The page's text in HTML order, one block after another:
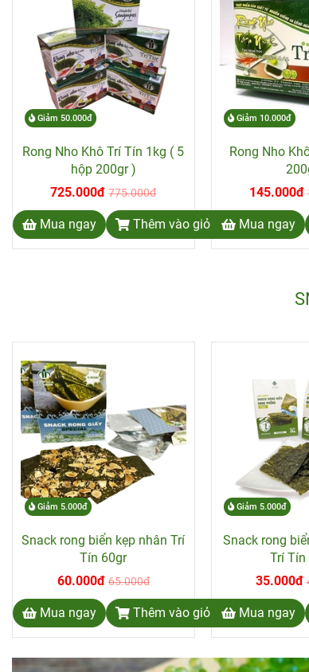
Giảm 50.000đ
Rong Nho Khô Trí Tín 1kg ( 5
hộp 200gr )
725.000đ 775.000đ
Mua ngay Thêm vào giỏ hàng
Giảm 10.000đ
Rong Nho
145.000đ
Mua ngay
Giảm 5.000đ
Snack rong biển kẹp nhân Trí
Tín 60gr
60.000đ 65.000đ
Mua ngay Thêm vào giỏ hàng
Giảm 5.000đ
Snack rong
Trí Tín
35.000đ
Mua ngay